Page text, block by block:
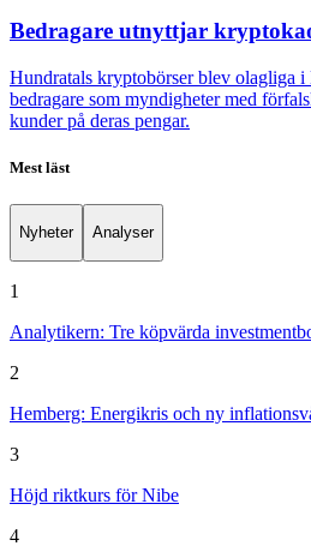
Bedragare utnyttjar
Hundratals kryptobörser blev olagliga
bedragare som myndigheter med
kunder på deras pengar.
Mest läst
Nyheter Analyser
1
Analytikern: Tre köpvärda
2
Hemberg: Energikris och ny
3
Höjd riktkurs för Nibe
4